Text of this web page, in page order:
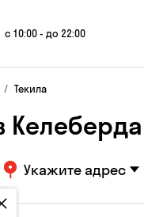
с 10:00 - до 22:00
Текила
Келеберда
Укажите адрес